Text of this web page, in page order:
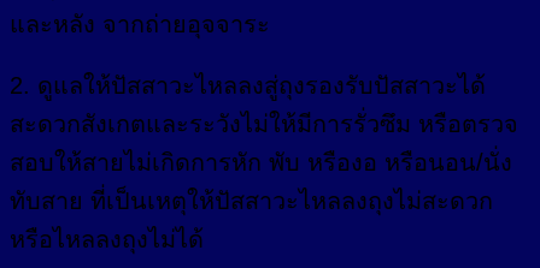
และหลัง จากถ่ายอุจจาระ
2. ดูแลให้ปัสสาวะไหลลงสู่ถุงรองรับปัสสาวะได้
สะดวกสังเกตและระวังไม่ให้มีการรั่วซึม หรือตรวจ
สอบให้สายไม่เกิดการหัก พับ หรืองอ หรือนอน/นั่ง
ทับสาย ที่เป็นเหตุให้ปัสสาวะไหลลงถุงไม่สะดวก
หรือไหลลงถุงไม่ได้